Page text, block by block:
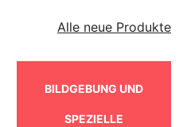
Alle neue Produkte
BILDGEBUNG UND
SPEZIELLE